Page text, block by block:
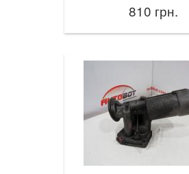
810 грн.